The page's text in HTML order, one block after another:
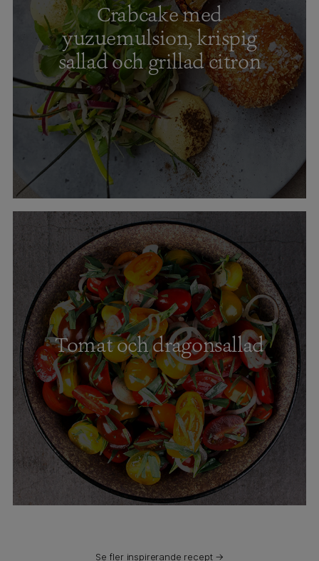
Crabcake med
yuzuemulsion, krispig
sallad och grillad citron
Tomat och dragonsallad
Se fler inspirerande recept →